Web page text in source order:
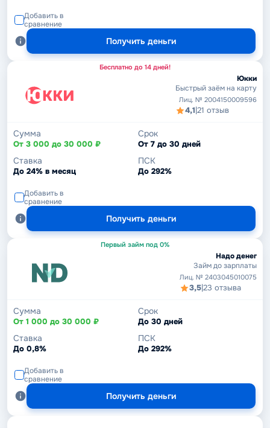
Добавить в
сравнение
Получить деньги
Бесплатно до 14 дней!
Юкки
Быстрый заём на карту
Лиц. № 2004150009596
4,1|21 отзыв
Сумма
От 3 000 до 30 000 ₽
Срок
От 7 до 30 дней
Ставка
До 24% в месяц
ПСК
До 292%
Добавить в
сравнение
Получить деньги
Первый займ под 0%
Надо денег
Займ до зарплаты
Лиц. № 2403045010075
3,5|23 отзыва
Сумма
От 1 000 до 30 000 ₽
Срок
До 30 дней
Ставка
До 0,8%
ПСК
До 292%
Добавить в
сравнение
Получить деньги